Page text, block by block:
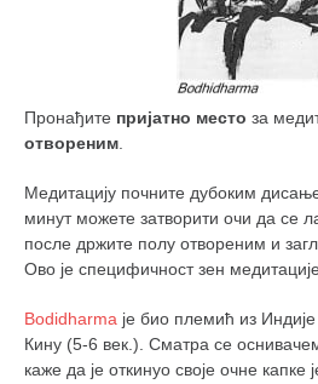
Пронађите пријатно место за
отвореним
Медитацију почните дубоким
минут можете затворити очи да се
после држите полу отвореним и
Ово је специфичност зен медитације.
Bodidharma је био племић из
Кину (5-6 век.). Сматра се
каже да је откинуо своје очне капке